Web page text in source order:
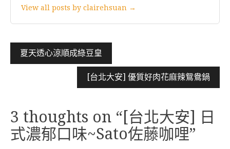
View all posts by clairehsuan →
文
章
夏天透心涼順成綠豆皇
[台北大安] 優質好肉花麻辣鴛鴦鍋
3 thoughts on “ [台北大安] 日
式濃郁口味~Sato佐藤咖哩”